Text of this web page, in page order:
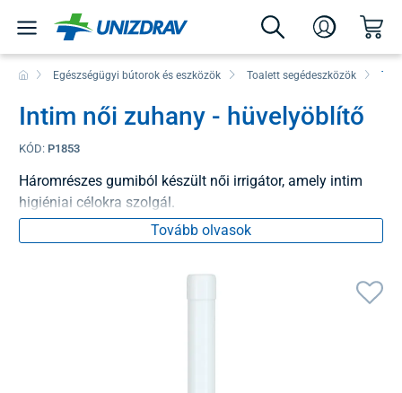
Egészségügyi bútorok és eszközök Toalett segédeszközök
Intim női zuhany - hüvelyöblítő
KÓD: P1853
Háromrészes gumiból készült női irrigátor, amely intim
higiéniai célokra szolgál.
Tovább olvasok